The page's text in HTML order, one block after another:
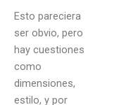
Esto pareciera
ser obvio, pero
hay cuestiones
como
dimensiones,
estilo, y por